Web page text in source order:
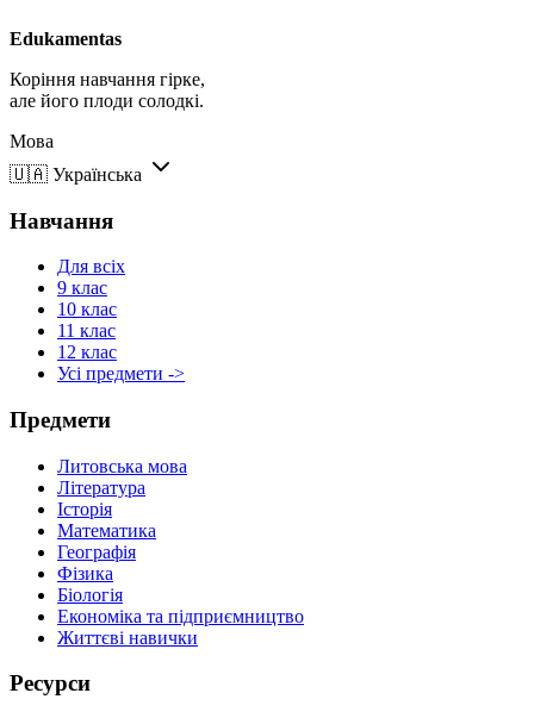
Edukamentas
Коріння навчання гірке,
але його плоди солодкі.
Мова
🇺🇦 Українська
Навчання
Для всіх
9 клас
10 клас
11 клас
12 клас
Усі предмети ->
Предмети
Литовська мова
Література
Історія
Математика
Географія
Фізика
Біологія
Економіка та підприємництво
Життєві навички
Ресурси